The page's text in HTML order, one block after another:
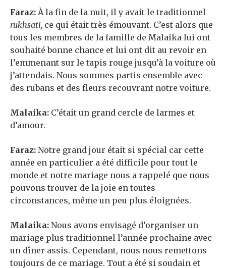
Faraz: À la fin de la nuit, il y avait le traditionnel
rukhsati, ce qui était très émouvant. C’est alors que
tous les membres de la famille de Malaika lui ont
souhaité bonne chance et lui ont dit au revoir en
l’emmenant sur le tapis rouge jusqu’à la voiture où
j’attendais. Nous sommes partis ensemble avec
des rubans et des fleurs recouvrant notre voiture.
Malaika: C’était un grand cercle de larmes et
d’amour.
Faraz: Notre grand jour était si spécial car cette
année en particulier a été difficile pour tout le
monde et notre mariage nous a rappelé que nous
pouvons trouver de la joie en toutes
circonstances, même un peu plus éloignées.
Malaika: Nous avons envisagé d’organiser un
mariage plus traditionnel l’année prochaine avec
un dîner assis. Cependant, nous nous remettons
toujours de ce mariage. Tout a été si soudain et